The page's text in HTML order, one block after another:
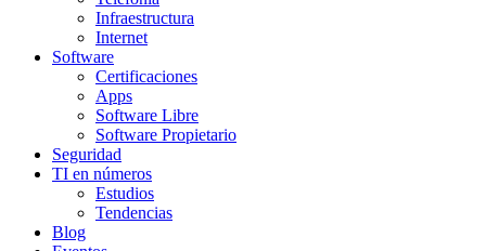
Infraestructura
Internet
Software
Certificaciones
Apps
Software Libre
Software Propietario
Seguridad
TI en números
Estudios
Tendencias
Blog